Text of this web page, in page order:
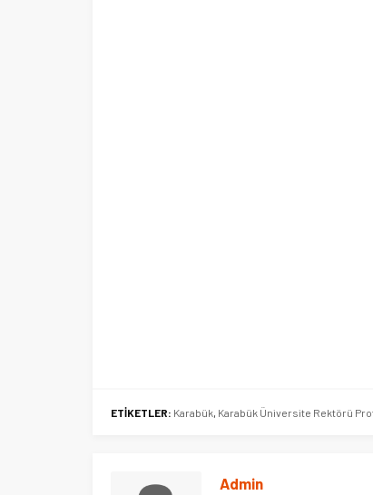
ETİKETLER: Karabük, Karabük Üniversite Rektörü
Admin